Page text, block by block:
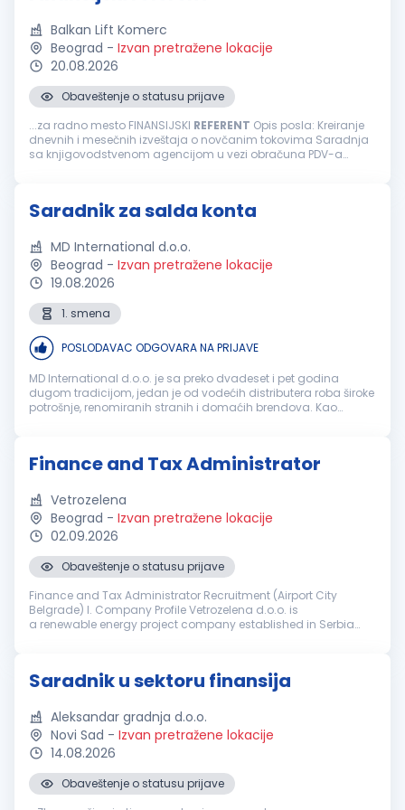
Balkan Lift Komerc
Beograd - Izvan pretražene lokacije
20.08.2026
Obaveštenje o statusu prijave
...za radno mesto FINANSIJSKI REFERENT Opis posla: Kreiranje
dnevnih i mesečnih izveštaja o novčanim tokovima Saradnja
sa knjigovodstvenom agencijom u vezi obračuna PDV-a
Saradnik za salda konta
MD International d.o.o.
Beograd - Izvan pretražene lokacije
19.08.2026
1. smena
POSLODAVAC ODGOVARA NA PRIJAVE
MD International d.o.o. je sa preko dvadeset i pet godina
dugom tradicijom, jedan je od vodećih distributera roba široke
potrošnje, renomiranih stranih i domaćih brendova. Kao
Finance and Tax Administrator
Vetrozelena
Beograd - Izvan pretražene lokacije
02.09.2026
Obaveštenje o statusu prijave
Finance and Tax Administrator Recruitment (Airport City
Belgrade) I. Company Profile Vetrozelena d.o.o. is
a renewable energy project company established in Serbia
Saradnik u sektoru finansija
Aleksandar gradnja d.o.o.
Novi Sad - Izvan pretražene lokacije
14.08.2026
Obaveštenje o statusu prijave